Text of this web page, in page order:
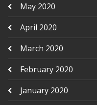
May 2020
April 2020
March 2020
February 2020
January 2020